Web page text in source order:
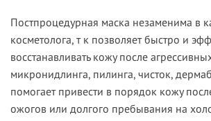
Постпроцедурная маска незаменима в
косметолога, т к позволяет быстро и
восстанавливать кожу после
микронидлинга, пилинга, чисток,
помогает привести в порядок кожу
ожогов или долгого пребывания на